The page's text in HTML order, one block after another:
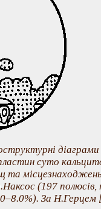
діаграми
суто
та
(197 полюсів,
За Н.Герцем